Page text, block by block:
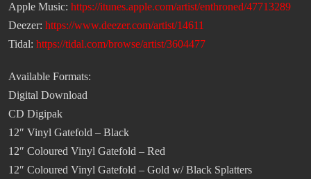
Apple Music: https://itunes.apple.com/artist/enthroned/47713289
Deezer: https://www.deezer.com/artist/14611
Tidal: https://tidal.com/browse/artist/3604477
Available Formats:
Digital Download
CD Digipak
12″ Vinyl Gatefold – Black
12″ Coloured Vinyl Gatefold – Red
12″ Coloured Vinyl Gatefold – Gold w/ Black Splatters